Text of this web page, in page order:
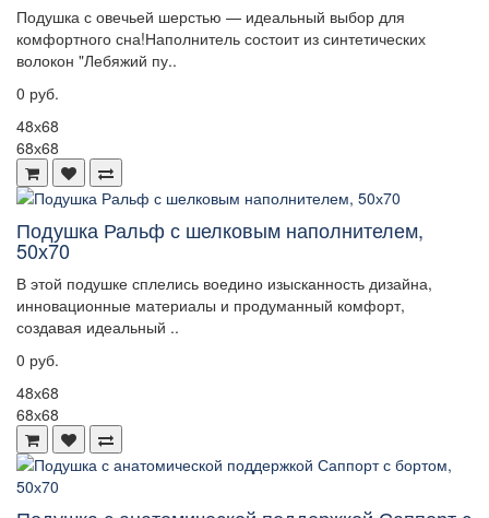
Подушка с овечьей шерстью — идеальный выбор для
комфортного сна!Наполнитель состоит из синтетических
волокон "Лебяжий пу..
0 руб.
48х68
68х68
Подушка Ральф с шелковым наполнителем,
50х70
В этой подушке сплелись воедино изысканность дизайна,
инновационные материалы и продуманный комфорт,
создавая идеальный ..
0 руб.
48х68
68х68